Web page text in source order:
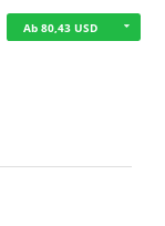
Ab 80,43 USD